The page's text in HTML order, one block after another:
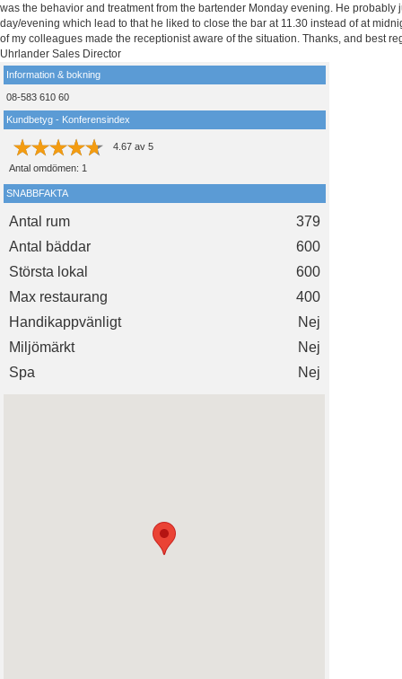
was the behavior and treatment from the bartender Monday evening. He probably
day/evening which lead to that he liked to close the bar at 11.30 instead of at
of my colleagues made the receptionist aware of the situation. Thanks, and best
Uhrlander Sales Director
Information & bokning
08-583 610 60
Kundbetyg - Konferensindex
4.67 av 5
Antal omdömen: 1
SNABBFAKTA
Antal rum
379
Antal bäddar
600
Största lokal
600
Max restaurang
400
Handikappvänligt
Nej
Miljömärkt
Nej
Spa
Nej